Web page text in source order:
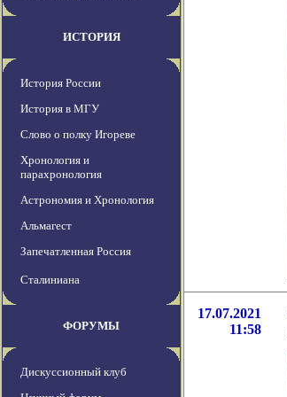
ИСТОРИЯ
История России
История в МГУ
Слово о полку Игореве
Хронология и
парахронология
Астрономия и Хронология
Альмагест
Запечатленная Россия
Сталиниана
ФОРУМЫ
Дискуссионный клуб
17.07.2021
11:58